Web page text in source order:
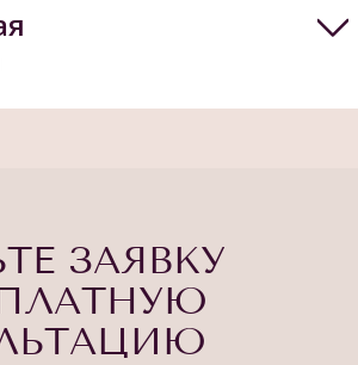
ЗАЯВКУ